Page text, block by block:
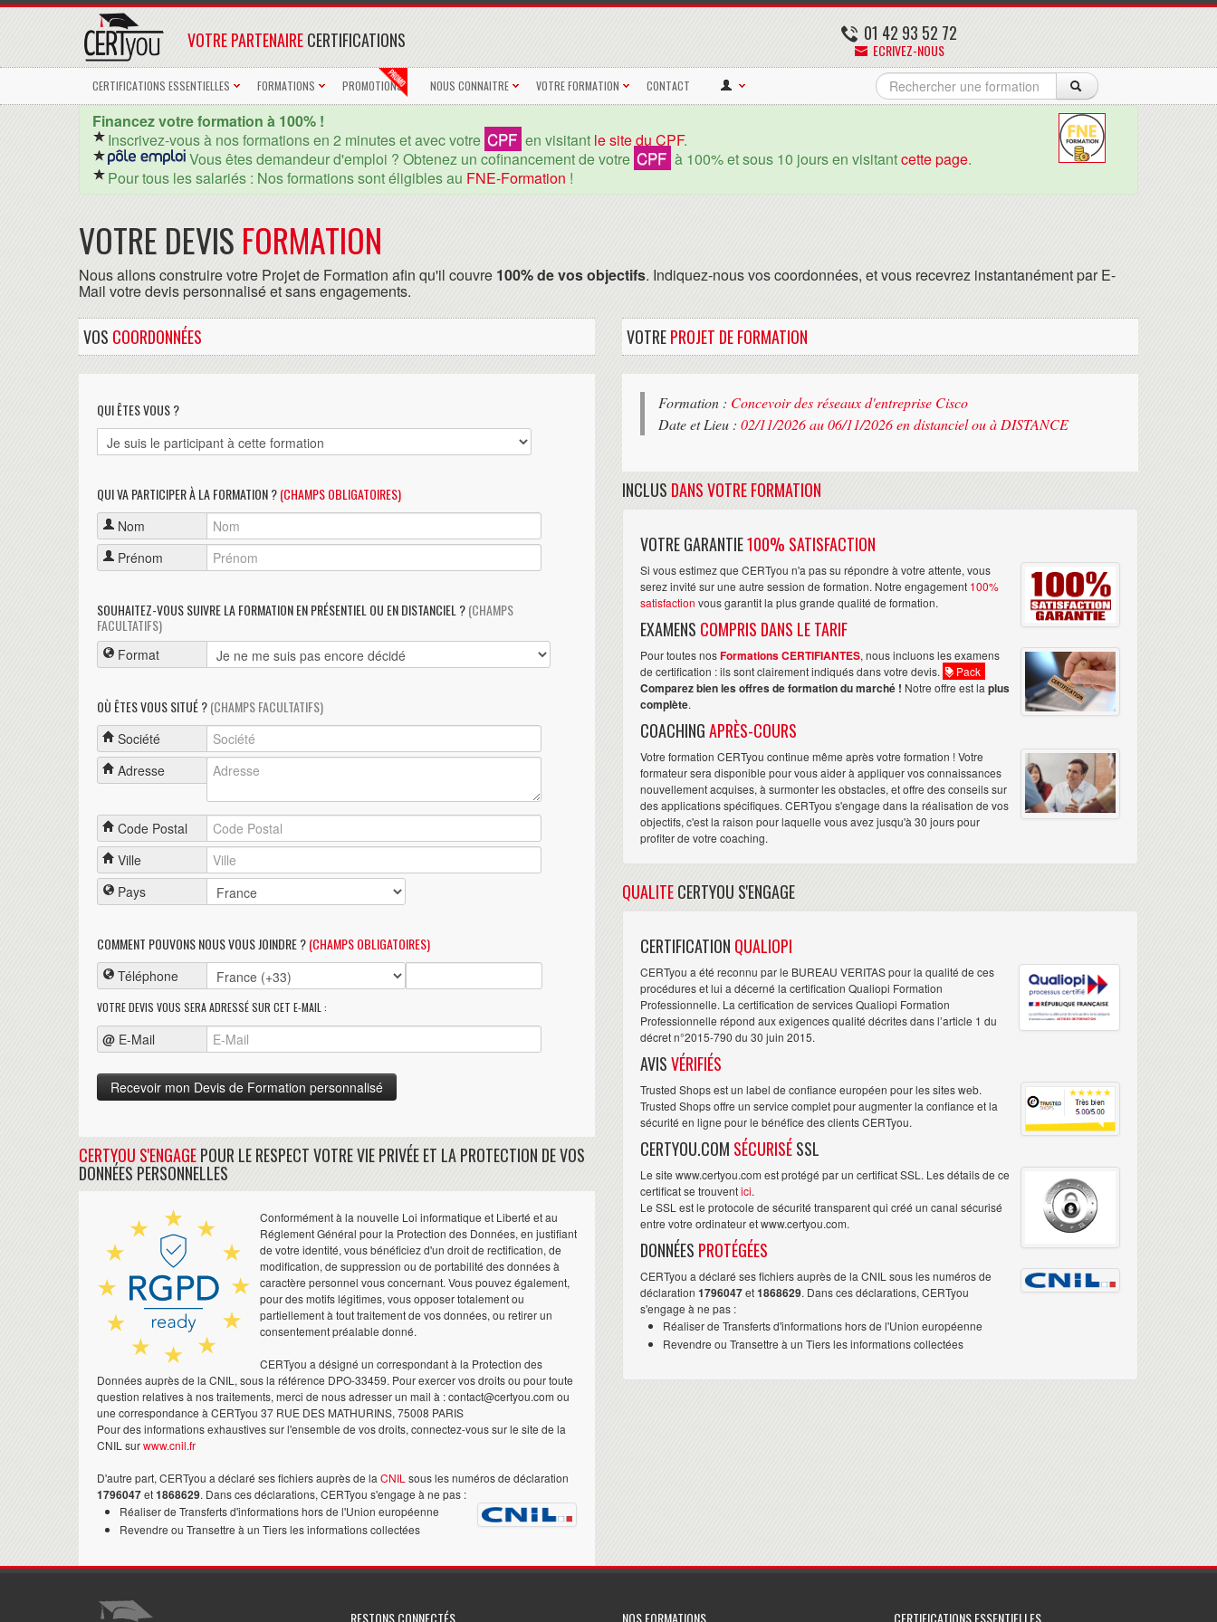
01 42 93 52 72
ECRIVEZ-NOUS
VOTRE PARTENAIRECERTIFICATIONS
CERTIFICATIONS ESSENTIELLES FORMATIONS PROMOTIONS NOUS CONNAITRE VOTRE FORMATION CONTACT
Financez votre formation à 100% !
Inscrivez-vous à nos formations en 2 minutes et avec votre CPF en visitant le site du CPF.
Vous êtes demandeur d'emploi ? Obtenez un cofinancement de votre CPF à 100% et sous 10 jours en visitantcette page.
Pour tous les salariés : Nos formations sont éligibles au FNE-Formation !
VOTRE DEVIS FORMATION
Nous allons construire votre Projet de Formation afin qu'il couvre 100% de vos objectifs. Indiquez-nous vos coordonnées, et vous recevrez instantanément par E-
Mail votre devis personnalisé et sans engagements.
VOS COORDONNÉES
QUI ÊTES VOUS ?
QUI VA PARTICIPER À LA FORMATION ?(CHAMPS OBLIGATOIRES)
Nom
Prénom
SOUHAITEZ-VOUS SUIVRE LA FORMATION EN PRÉSENTIEL OU EN DISTANCIEL ?(CHAMPS
FACULTATIFS)
Format
OÙ ÊTES VOUS SITUÉ ?(CHAMPS FACULTATIFS)
Société
Adresse
Code Postal
Ville
Pays
COMMENT POUVONS NOUS VOUS JOINDRE ?(CHAMPS OBLIGATOIRES)
Téléphone
VOTRE DEVIS VOUS SERA ADRESSÉ SUR CET E-MAIL :
@ E-Mail
CERTYOU S'ENGAGEPOUR LE RESPECT VOTRE VIE PRIVÉE ET LA PROTECTION DE VOS
DONNÉES PERSONNELLES
Conformément à la nouvelle Loi informatique et Liberté et au
Réglement Général pour la Protection des Données, en justifiant
de votre identité, vous bénéficiez d'un droit de rectification, de
modification, de suppression ou de portabilité des données à
caractère personnel vous concernant. Vous pouvez également,
pour des motifs légitimes, vous opposer totalement ou
partiellement à tout traitement de vos données, ou retirer un
consentement préalable donné.
CERTyou a désigné un correspondant à la Protection des
Données auprès de la CNIL, sous la référence DPO-33459. Pour exercer vos droits ou pour toute
question relatives à nos traitements, merci de nous adresser un mail à : contact@certyou.com ou
une correspondance à CERTyou 37 RUE DES MATHURINS, 75008 PARIS
Pour des informations exhaustives sur l'ensemble de vos droits, connectez-vous sur le site de la
CNIL surwww.cnil.fr
D'autre part, CERTyou a déclaré ses fichiers auprès de la CNIL sous les numéros de déclaration
1796047et1868629. Dans ces déclarations, CERTyou s'engage à ne pas :
Réaliser de Transferts d'informations hors de l'Union européenne
Revendre ou Transettre à un Tiers les informations collectées
VOTREPROJET DE FORMATION
Formation : Concevoir des réseaux d'entreprise Cisco
Date et Lieu : 02/11/2026 au 06/11/2026 en distanciel ou à DISTANCE
INCLUS DANS VOTRE FORMATION
VOTRE GARANTIE100% SATISFACTION
Si vous estimez que CERTyou n'a pas su répondre à votre attente, vous
serez invité sur une autre session de formation. Notre engagement 100%
satisfaction vous garantit la plus grande qualité de formation.
EXAMENS COMPRIS DANS LE TARIF
Pour toutes nosFormations CERTIFIANTES, nous incluons les examens
de certification : ils sont clairement indiqués dans votre devis.
Pack
Comparez bien les offres de formation du marché ! Notre offre est la plus
complète.
COACHINGAPRÈS-COURS
Votre formation CERTyou continue même après votre formation ! Votre
formateur sera disponible pour vous aider à appliquer vos connaissances
nouvellement acquises, à surmonter les obstacles, et offre des conseils sur
des applications spécifiques. CERTyou s'engage dans la réalisation de vos
objectifs, c'est la raison pour laquelle vous avez jusqu'à 30 jours pour
profiter de votre coaching.
QUALITECERTYOU S'ENGAGE
CERTIFICATION QUALIOPI
CERTyou a été reconnu par le BUREAU VERITAS pour la qualité de ces
procédures et lui a décerné la certification Qualiopi Formation
Professionnelle. La certification de services Qualiopi Formation
Professionnelle répond aux exigences qualité décrites dans l’article 1 du
décret n°2015-790 du 30 juin 2015.
AVISVÉRIFIÉS
Trusted Shops est un label de confiance européen pour les sites web.
Trusted Shops offre un service complet pour augmenter la confiance et la
sécurité en ligne pour le bénéfice des clients CERTyou.
CERTYOU.COM SÉCURISÉSSL
Le site www.certyou.com est protégé par un certificat SSL. Les détails de ce
certificat se trouventici.
Le SSL est le protocole de sécurité transparent qui créé un canal sécurisé
entre votre ordinateur et www.certyou.com.
DONNÉES PROTÉGÉES
CERTyou a déclaré ses fichiers auprès de la CNIL sous les numéros de
déclaration 1796047et1868629. Dans ces déclarations, CERTyou
s'engage à ne pas :
Réaliser de Transferts d'informations hors de l'Union européenne
Revendre ou Transettre à un Tiers les informations collectées
RESTONS CONNECTÉS NOS FORMATIONS CERTIFICATIONS ESSENTIELLES